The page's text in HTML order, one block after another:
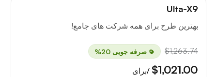
Ulta-X9
بهترین طرح برای همه شرکت های جامع!
$1,263.74 صرفه جویی 20%
$1,021.00 /برای